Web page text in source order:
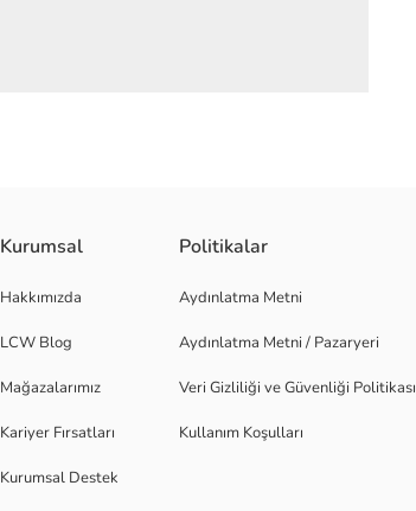
Kurumsal
Hakkımızda
LCW Blog
Mağazalarımız
Kariyer Fırsatları
Kurumsal Destek
Politikalar
Aydınlatma Metni
Aydınlatma Metni / Pazaryeri
Veri Gizliliği ve Güvenliği Politikası
Kullanım Koşulları